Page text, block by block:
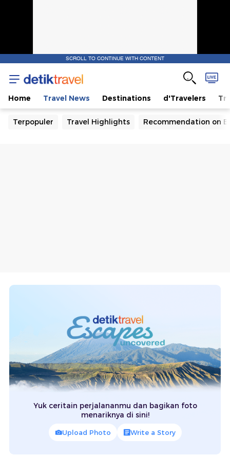
SCROLL TO CONTINUE WITH CONTENT
Home Travel News Destinations d'Travelers
Terpopuler Travel Highlights Recommendation on
Yuk ceritain perjalananmu dan bagikan foto
menariknya di sini!
Upload Photo Write a Story